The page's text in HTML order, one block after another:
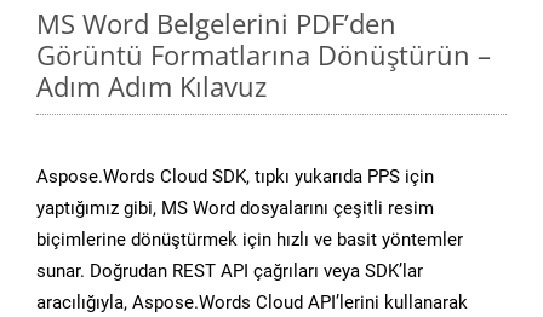
MS Word Belgelerini PDF’den
Görüntü Formatlarına Dönüştürün –
Adım Adım Kılavuz
Aspose.Words Cloud SDK, tıpkı yukarıda PPS için
yaptığımız gibi, MS Word dosyalarını çeşitli resim
biçimlerine dönüştürmek için hızlı ve basit yöntemler
sunar. Doğrudan REST API çağrıları veya SDK’lar
aracılığıyla, Aspose.Words Cloud API’lerini kullanarak